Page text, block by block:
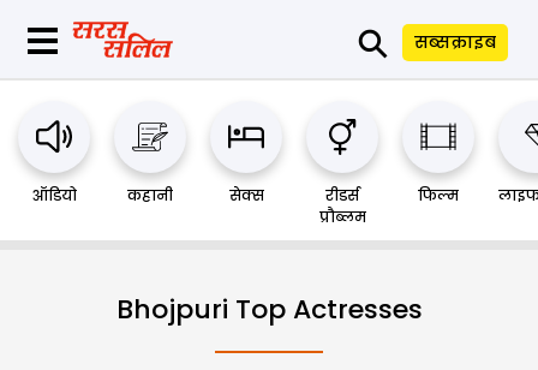
⚲ सब्सक्राइब
ऑडियो कहानी सेक्स
रीडर्स
प्रौब्लम
फिल्म
Bhojpuri Top Actresses